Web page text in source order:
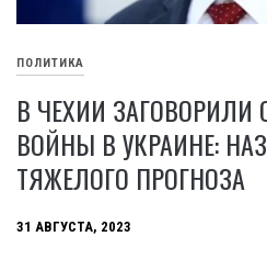
ПОЛИТИКА
В ЧЕХИИ ЗАГОВОРИЛИ
ВОЙНЫ В УКРАИНЕ:
ТЯЖЕЛОГО ПРОГНОЗА
31 АВГУСТА, 2023